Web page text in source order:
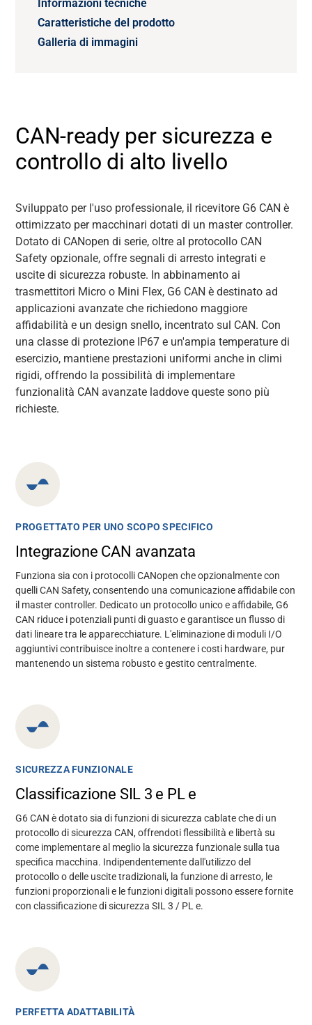
CAN-ready per sicurezza e
controllo di alto livello
Sviluppato per l'uso professionale, il ricevitore G6 CAN è
ottimizzato per macchinari dotati di un master controller.
Dotato di CANopen di serie, oltre al protocollo CAN
Safety opzionale, offre segnali di arresto integrati e
uscite di sicurezza robuste. In abbinamento ai
trasmettitori Micro o Mini Flex, G6 CAN è destinato ad
applicazioni avanzate che richiedono maggiore
affidabilità e un design snello, incentrato sul CAN. Con
una classe di protezione IP67 e un'ampia temperature di
esercizio, mantiene prestazioni uniformi anche in climi
rigidi, offrendo la possibilità di implementare
funzionalità CAN avanzate laddove queste sono più
richieste.
Informazioni tecniche
Caratteristiche del prodotto
Galleria di immagini
PROGETTATO PER UNO SCOPO SPECIFICO
Integrazione CAN avanzata
Funziona sia con i protocolli CANopen che opzionalmente con
quelli CAN Safety, consentendo una comunicazione affidabile con
il master controller. Dedicato un protocollo unico e affidabile, G6
CAN riduce i potenziali punti di guasto e garantisce un flusso di
dati lineare tra le apparecchiature. L'eliminazione di moduli I/O
aggiuntivi contribuisce inoltre a contenere i costi hardware, pur
mantenendo un sistema robusto e gestito centralmente.
SICUREZZA FUNZIONALE
Classificazione SIL 3 e PL e
G6 CAN è dotato sia di funzioni di sicurezza cablate che di un
protocollo di sicurezza CAN, offrendoti flessibilità e libertà su
come implementare al meglio la sicurezza funzionale sulla tua
specifica macchina. Indipendentemente dall'utilizzo del
protocollo o delle uscite tradizionali, la funzione di arresto, le
funzioni proporzionali e le funzioni digitali possono essere fornite
con classificazione di sicurezza SIL 3 / PL e.
PERFETTA ADATTABILITÀ